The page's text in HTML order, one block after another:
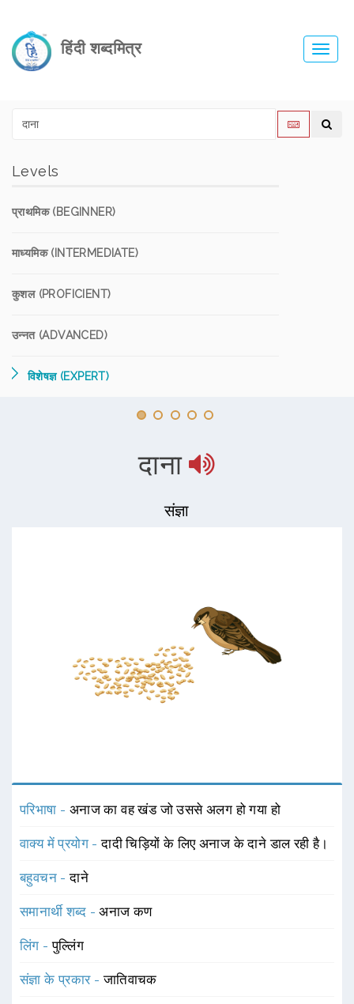
हिंदी शब्दमित्र
Levels
प्राथमिक (BEGINNER)
माध्यमिक (INTERMEDIATE)
कुशल (PROFICIENT)
उन्नत (ADVANCED)
विशेषज्ञ (EXPERT)
दाना
संज्ञा
परिभाषा - अनाज का वह खंड जो उससे अलग हो गया हो
वाक्य में प्रयोग -दादी चिड़ियों के लिए अनाज के दाने डाल रही है।
बहुवचन -दाने
समानार्थी शब्द -अनाज कण
लिंग -पुल्लिंग
संज्ञा के प्रकार -जातिवाचक